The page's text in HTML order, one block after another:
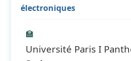
électroniques
🏫
Université Paris I